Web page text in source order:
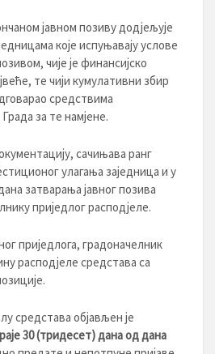
јавном позиву додјељује
које испуњавају услове
чије је финансијско
те чији кумулативни збир
средствима
за те намјене.
сачињава ранг
улагања заједница и у
затварања јавног позива
приједлог расподјеле.
приједлога, градоначелник
расподјеле средстава са
средстава објављен је
30(тридесет) дана од дана